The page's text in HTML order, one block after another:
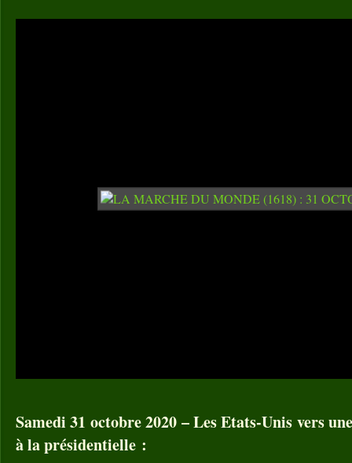
Samedi 31 octobre 2020 – Les Etats-Unis vers
à la présidentielle :